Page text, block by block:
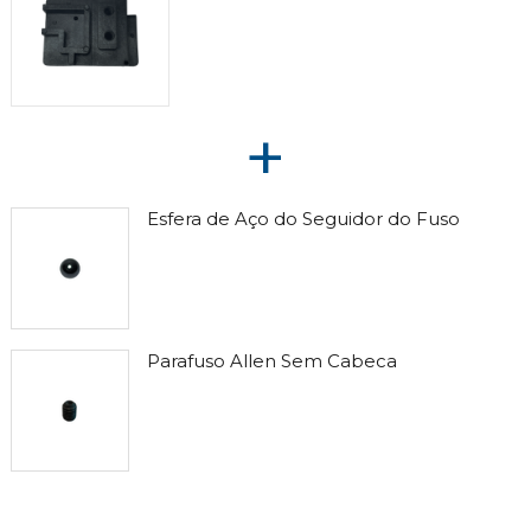
+
Esfera de Aço do Seguidor do Fuso
Parafuso Allen Sem Cabeca